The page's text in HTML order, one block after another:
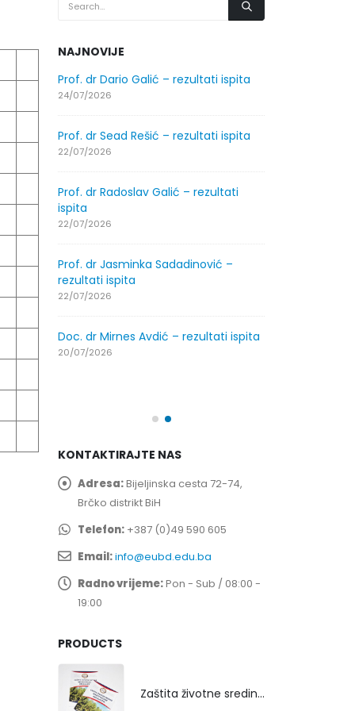
NAJNOVIJE
Prof. dr Dario Galić – rezultati ispita
24/07/2026
Prof. dr Sead Rešić – rezultati ispita
22/07/2026
Prof. dr Radoslav Galić – rezultati
ispita
22/07/2026
Prof. dr Jasminka Sadadinović –
rezultati ispita
22/07/2026
Doc. dr Mirnes Avdić – rezultati ispita
20/07/2026
KONTAKTIRAJTE NAS
Adresa:Bijeljinska cesta 72-74,
Brčko distrikt BiH
Telefon: +387 (0)49 590 605
Email:info@eubd.edu.ba
Radno vrijeme:Pon - Sub / 08:00 -
19:00
PRODUCTS
Zaštita životne sredine rekultivacijom odlagališta